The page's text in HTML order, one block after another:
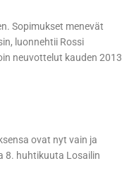
Sopimukset menevät
luonnehtii Rossi
neuvottelut kauden 2013
ovat nyt vain ja
8. huhtikuuta Losailin